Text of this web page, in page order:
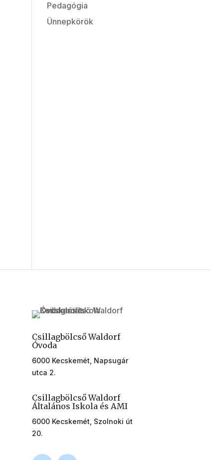
Pedagógia
Ünnepkörök
Csillagbölcső Waldorf
Óvoda
6000 Kecskemét, Napsugár
utca 2.
Csillagbölcső Waldorf
Általános Iskola és AMI
6000 Kecskemét, Szolnoki út
20.